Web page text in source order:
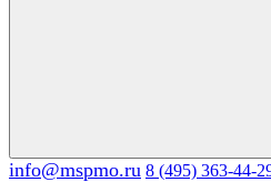
info@mspmo.ru 8 (495) 363-44-